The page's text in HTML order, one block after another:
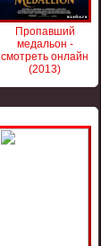
Пропавший
медальон -
смотреть онлайн
(2013)